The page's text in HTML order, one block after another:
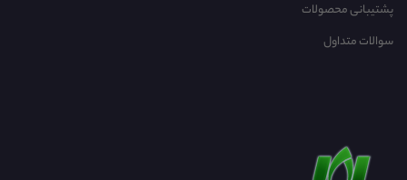
پشتیبانی محصولات
سوالات متداول